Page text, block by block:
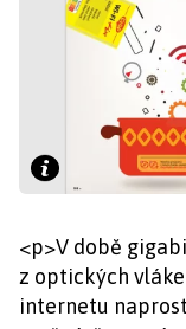
<p>V době
z optických
internetu